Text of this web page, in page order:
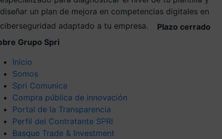
diseñar un plan de mejora en competencias digitales en
ciberseguridad adaptado a tu empresa.
Plazo cerrado
Grupo Spri
Inicio
Somos
Spri Comunica
Compra pública de innovación
Portal de la Transparencia
Perfil del Contratante SPRI
Basque Trade & Investment